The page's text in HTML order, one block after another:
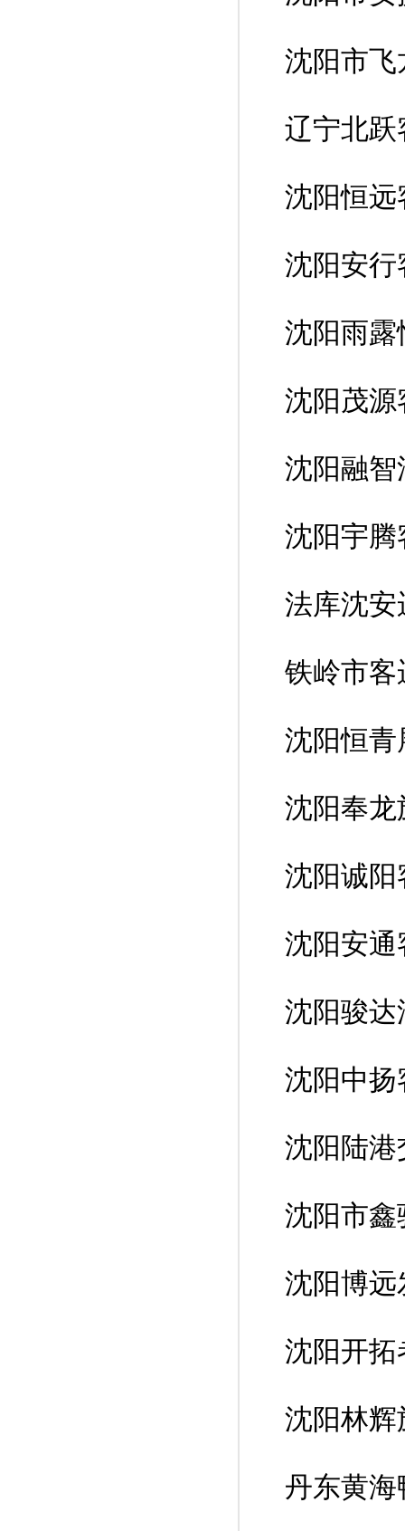
沈阳市
辽宁北
沈阳恒
沈阳安
沈阳雨
沈阳茂
沈阳融
沈阳宇
法库沈
铁岭市
沈阳恒
沈阳奉
沈阳诚
沈阳安
沈阳骏
沈阳中
沈阳陆
沈阳市
沈阳博
沈阳开
沈阳林
丹东黄